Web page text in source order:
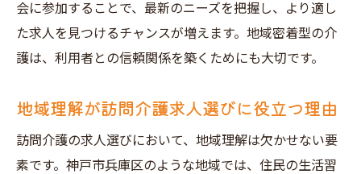
地域社会と共に成長するキャリアの展望
貢献する意義
地域の高齢者支援における訪問介護の重要
会に参加することで、最新のニーズを把握し、より適し
た求人を見つけるチャンスが増えます。地域密着型の介
護は、利用者との信頼関係を築くためにも大切です。
地域理解が訪問介護求人選びに役立つ理由
訪問介護の求人選びにおいて、地域理解は欠かせない要
素です。神戸市兵庫区のような地域では、住民の生活習